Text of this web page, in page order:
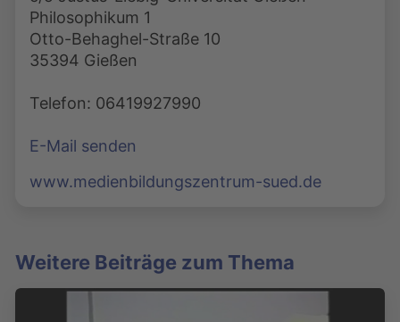
Philosophikum 1
Otto-Behaghel-Straße 10
35394 Gießen
Telefon: 06419927990
E-Mail senden
www.medienbildungszentrum-sued.de
Weitere Beiträge zum Thema